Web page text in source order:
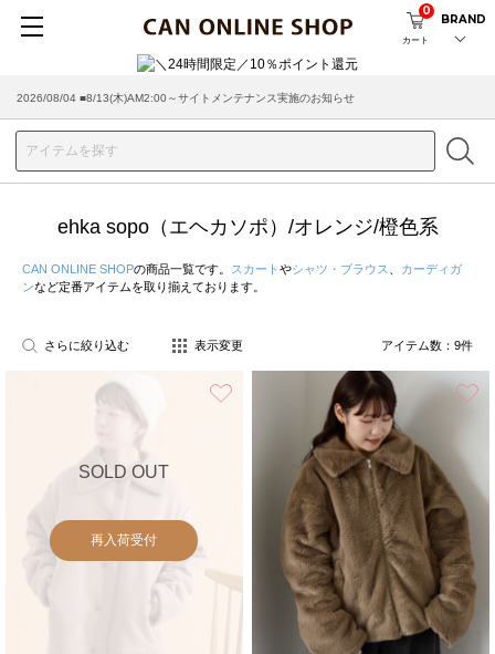
カート
0
BRAND
2026/08/04 ■8/13(木)AM2:00～サイトメンテナンス実施のお知らせ
ehka sopo（エヘカソポ）/オレンジ/橙色系
CAN ONLINE SHOPの商品一覧です。 スカート やシャツ・ブラウス
カーディガ
ンなど定番アイテムを取り揃えております。
さらに絞り込む 表示変更 アイテム数： 9件
SOLD OUT
再入荷受付